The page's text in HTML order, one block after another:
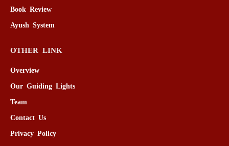
Book Review
Ayush System
OTHER LINK
Overview
Our Guiding Lights
Team
Contact Us
Privacy Policy